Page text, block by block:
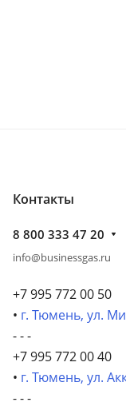
Контакты
8 800 333 47 20
info@businessgas.ru
+7 995 772 00 50
• г. Тюмень, ул.
- - -
+7 995 772 00 40
• г. Тюмень, ул.
- - -